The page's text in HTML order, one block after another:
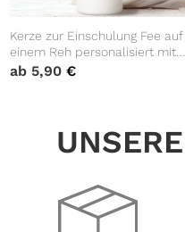
Kerze zur Einschulung Fee auf
einem Reh personalisiert mit
Namen und Datum
ab 5,90€